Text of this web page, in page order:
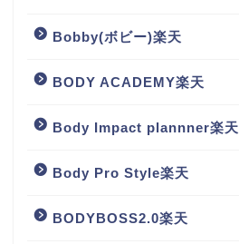
Bobby(ボビー)楽天
BODY ACADEMY楽天
Body Impact plannner楽天
Body Pro Style楽天
BODYBOSS2.0楽天